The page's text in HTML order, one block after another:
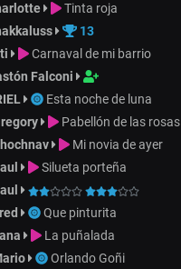
Tinta roja
13
Carnaval de mi barrio
Falconi
Esta noche de luna
Pabellón de las rosas
Mi novia de ayer
Silueta porteña
Que pinturita
La puñalada
Orlando Goñi